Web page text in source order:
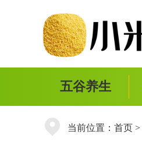
五谷养生
当前位置： 首页 >